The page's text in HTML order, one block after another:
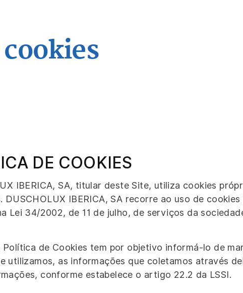
DE COOKIES
IBERICA, SA, titular deste Site, utiliza cookies
DUSCHOLUX IBERICA, SA recorre ao uso de
Lei 34/2002, de 11 de julho, de serviços da
Política de Cookies tem por objetivo informá-lo de
utilizamos, as informações que coletamos através
conforme estabelece o artigo 22.2 da LSSI.